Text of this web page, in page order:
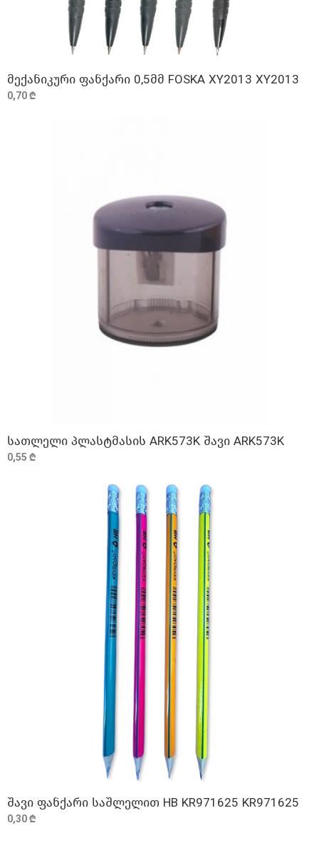
ᲓᲐᲛᲐᲢᲔᲑᲐ
მექანიკური ფანქარი 0,5მმ FOSKA XY2013 XY2013
0,70 ₾
ᲓᲐᲛᲐᲢᲔᲑᲐ
სათლელი პლასტმასის ARK573K შავი ARK573K
0,55 ₾
ᲓᲐᲛᲐᲢᲔᲑᲐ
შავი ფანქარი საშლელით HB KR971625 KR971625
0,30 ₾